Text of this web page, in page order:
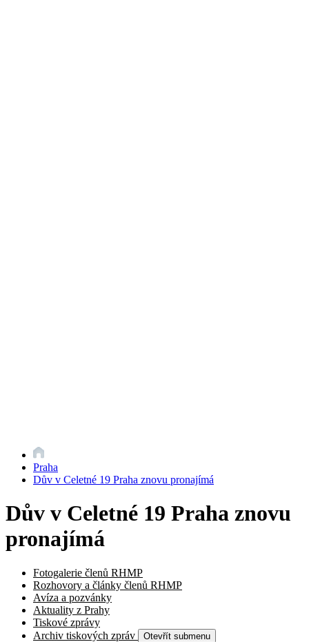
Praha
Dův v Celetné 19 Praha znovu pronajímá
Dův v Celetné 19 Praha znovu
pronajímá
Fotogalerie členů RHMP
Rozhovory a články členů RHMP
Avíza a pozvánky
Aktuality z Prahy
Tiskové zprávy
Archiv tiskových zpráv
Otevřít submenu